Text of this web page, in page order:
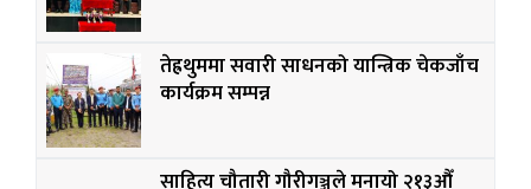
तेह्रथुममा सवारी साधनको यान्त्रिक चेकजाँच
कार्यक्रम सम्पन्न
साहित्य चौतारी गौरीगञ्जले मनायो २१३औँ